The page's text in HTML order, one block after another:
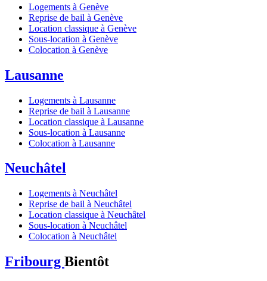
Logements à Genève
Reprise de bail à Genève
Location classique à Genève
Sous-location à Genève
Colocation à Genève
Lausanne
Logements à Lausanne
Reprise de bail à Lausanne
Location classique à Lausanne
Sous-location à Lausanne
Colocation à Lausanne
Neuchâtel
Logements à Neuchâtel
Reprise de bail à Neuchâtel
Location classique à Neuchâtel
Sous-location à Neuchâtel
Colocation à Neuchâtel
Fribourg Bientôt